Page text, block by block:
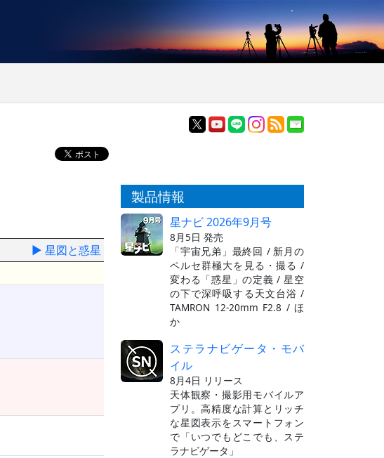
▶ 星図と惑星
製品情報
星ナビ 2026年9月号
8月5日 発売
「宇宙兄弟」最終回 / 新月の
ペルセ群極大を見る・撮る /
変わる「惑星」の定義 / 星空
の下で深呼吸する天文台浴 /
TAMRON 12-20mm F2.8 / ほ
か
ステラナビゲータ・モバ
イル
8月4日 リリース
天体観察・撮影用モバイルア
プリ。高精度な計算とリッチ
な星図表示をスマートフォン
で「いつでもどこでも、ステ
ラナビゲータ」